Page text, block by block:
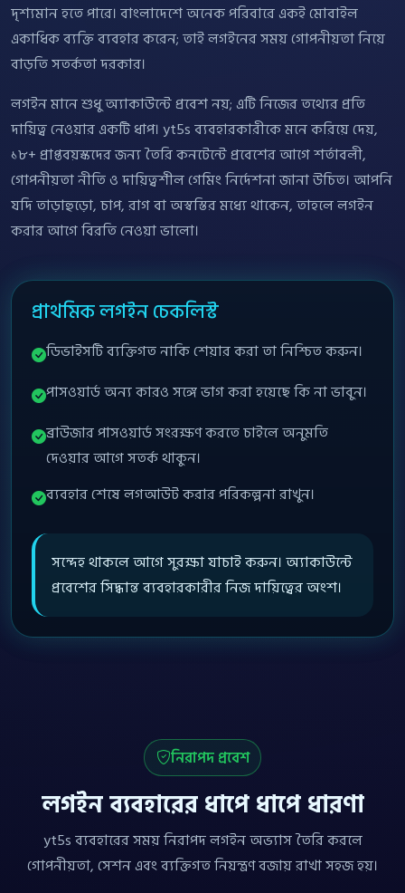
দৃশ্যমান হতে পারে। বাংলাদেশে অনেক পরিবারে একই মোবাইল
একাধিক ব্যক্তি ব্যবহার করেন; তাই লগইনের সময় গোপনীয়তা নিয়ে
বাড়তি সতর্কতা দরকার।
লগইন মানে শুধু অ্যাকাউন্টে প্রবেশ নয়; এটি নিজের তথ্যের প্রতি
দায়িত্ব নেওয়ার একটি ধাপ। yt5s ব্যবহারকারীকে মনে করিয়ে দেয়,
১৮+ প্রাপ্তবয়স্কদের জন্য তৈরি কনটেন্টে প্রবেশের আগে শর্তাবলী,
গোপনীয়তা নীতি ও দায়িত্বশীল গেমিং নির্দেশনা জানা উচিত। আপনি
যদি তাড়াহুড়ো, চাপ, রাগ বা অস্বস্তির মধ্যে থাকেন, তাহলে লগইন
করার আগে বিরতি নেওয়া ভালো।
প্রাথমিক লগইন চেকলিস্ট
ডিভাইসটি ব্যক্তিগত নাকি শেয়ার করা তা নিশ্চিত করুন।
পাসওয়ার্ড অন্য কারও সঙ্গে ভাগ করা হয়েছে কি না ভাবুন।
ব্রাউজার পাসওয়ার্ড সংরক্ষণ করতে চাইলে অনুমতি
দেওয়ার আগে সতর্ক থাকুন।
ব্যবহার শেষে লগআউট করার পরিকল্পনা রাখুন।
সন্দেহ থাকলে আগে সুরক্ষা যাচাই করুন। অ্যাকাউন্টে
প্রবেশের সিদ্ধান্ত ব্যবহারকারীর নিজ দায়িত্বের অংশ।
নিরাপদ প্রবেশ
লগইন ব্যবহারের ধাপে ধাপে ধারণা
yt5s ব্যবহারের সময় নিরাপদ লগইন অভ্যাস তৈরি করলে
গোপনীয়তা, সেশন এবং ব্যক্তিগত নিয়ন্ত্রণ বজায় রাখা সহজ হয়।